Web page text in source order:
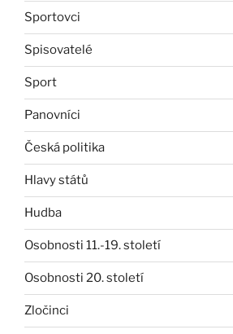
Sportovci
Spisovatelé
Sport
Panovníci
Česká politika
Hlavy států
Hudba
Osobnosti 11.-19. století
Osobnosti 20. století
Zločinci